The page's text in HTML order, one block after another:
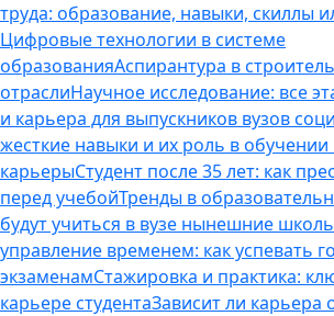
труда: образование, навыки, скиллы
Цифровые технологии в системе
образованияАспирантура в
отраслиНаучное исследование: все
и карьера для выпускников вузов
жесткие навыки и их роль в
карьерыСтудент после 35 лет: как
перед учебойТренды в
будут учиться в вузе нынешние
управление временем: как успевать
экзаменамСтажировка и практика:
карьере студентаЗависит ли карьера